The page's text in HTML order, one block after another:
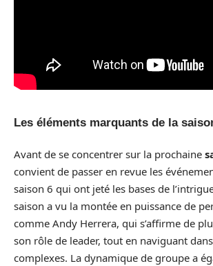
Les éléments marquants de la
Avant de se concentrer sur la prochaine
convient de passer en revue les
saison 6 qui ont jeté les bases de
saison a vu la montée en puissance de
comme Andy Herrera, qui s’affirme de
son rôle de leader, tout en naviguant
complexes. La dynamique de groupe a